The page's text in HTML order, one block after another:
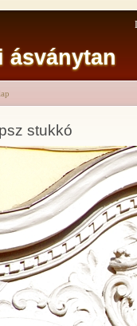
ásványtan
stukkó